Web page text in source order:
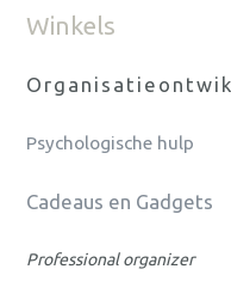
Winkels
Psychologische hulp
Cadeaus en Gadgets
Professional organizer